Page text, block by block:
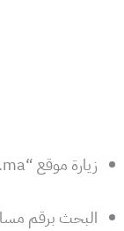
زيارة موقع “e-bourse-maroc.onousc.ma”.
البحث برقم